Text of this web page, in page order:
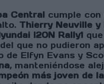
Central cumple
Thierry Neuville y
I20N Rally1
que no pudieron
de Elfyn Evans y
, manteniéndose
más joven de